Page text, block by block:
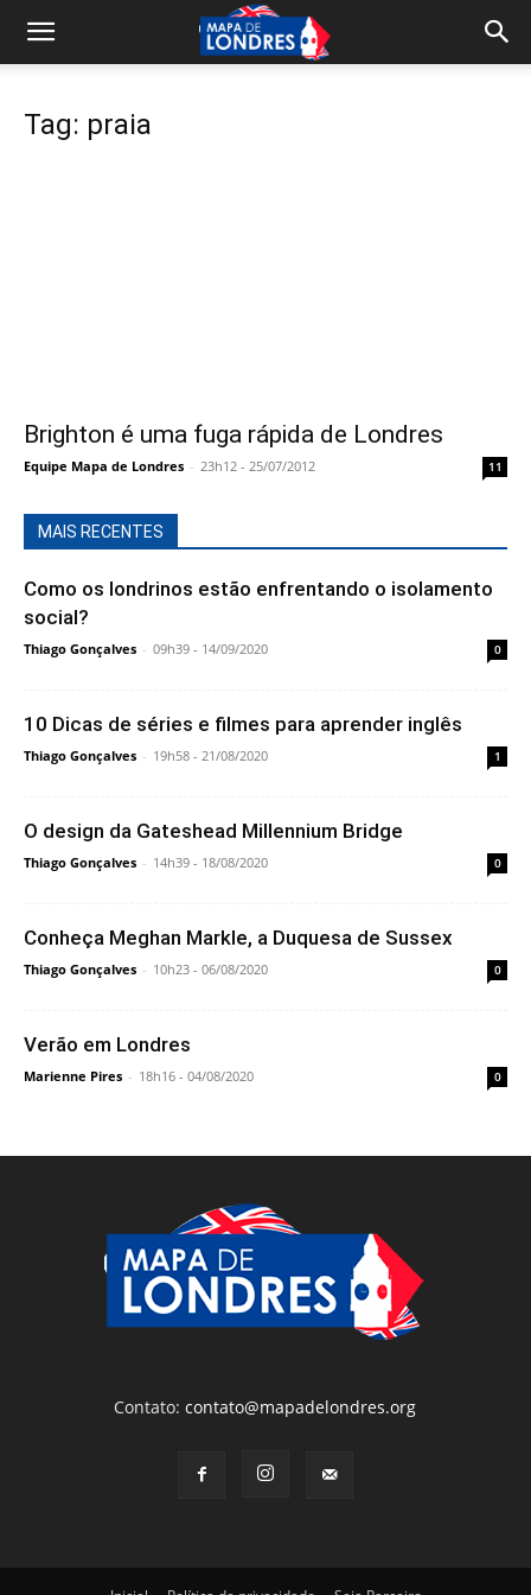
Tag: praia
Brighton é uma fuga rápida de Londres
Equipe Mapa de Londres - 23h12 - 25/07/2012 11
MAIS RECENTES
Como os londrinos estão enfrentando o isolamento
social?
Thiago Gonçalves - 09h39 - 14/09/2020 0
10 Dicas de séries e filmes para aprender inglês
Thiago Gonçalves - 19h58 - 21/08/2020 1
O design da Gateshead Millennium Bridge
Thiago Gonçalves - 14h39 - 18/08/2020 0
Conheça Meghan Markle, a Duquesa de Sussex
Thiago Gonçalves - 10h23 - 06/08/2020 0
Verão em Londres
Marienne Pires - 18h16 - 04/08/2020 0
Contato:contato@mapadelondres.org